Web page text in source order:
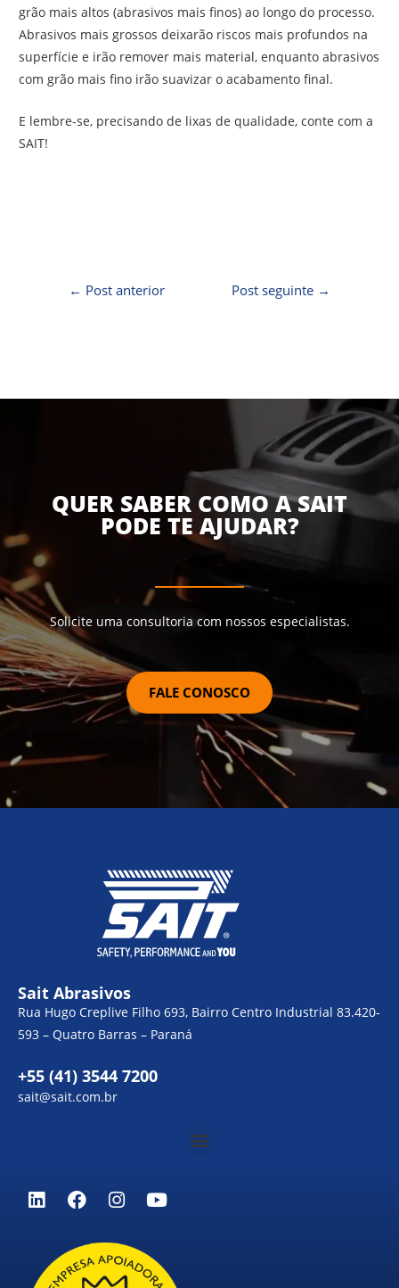
grão mais altos (abrasivos mais finos) ao longo do processo.
Abrasivos mais grossos deixarão riscos mais profundos na
superfície e irão remover mais material, enquanto abrasivos
com grão mais fino irão suavizar o acabamento final.
E lembre-se, precisando de lixas de qualidade, conte com a
SAIT!
← Post anterior Post seguinte →
QUER SABER COMO A SAIT
PODE TE AJUDAR?
Solicite uma consultoria com nossos especialistas.
FALE CONOSCO
Sait Abrasivos
Rua Hugo Creplive Filho 693, Bairro Centro Industrial 83.420-
593 – Quatro Barras – Paraná
+55 (41) 3544 7200
sait@sait.com.br
Menu
L
i
e
F
a
e
b
I
n
t
a
Y
o
u